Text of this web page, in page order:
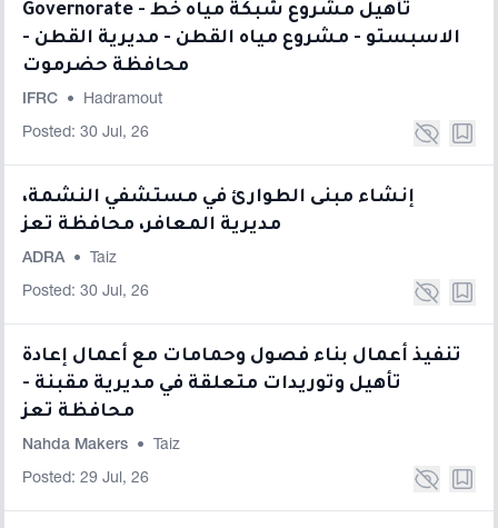
Governorate - تأهيل مشروع شبكة مياه خط
الاسبستو - مشروع مياه القطن - مديرية القطن -
محافظة حضرموت
IFRC • Hadramout
Posted: 30 Jul, 26
إنشاء مبنى الطوارئ في مستشفي النشمة،
مديرية المعافر، محافظة تعز
ADRA • Taiz
Posted: 30 Jul, 26
تنفيذ أعمال بناء فصول وحمامات مع أعمال إعادة
تأهيل وتوريدات متعلقة في مديرية مقبنة -
محافظة تعز
Nahda Makers • Taiz
Posted: 29 Jul, 26